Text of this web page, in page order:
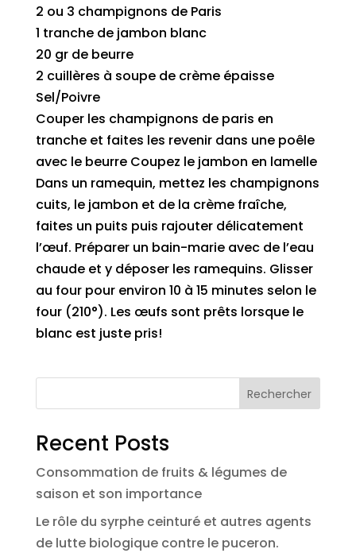
2 ou 3 champignons de Paris
1 tranche de jambon blanc
20 gr de beurre
2 cuillères à soupe de crème épaisse
Sel/Poivre
Couper les champignons de paris en
tranche et faites les revenir dans une poêle
avec le beurre Coupez le jambon en lamelle
Dans un ramequin, mettez les champignons
cuits, le jambon et de la crème fraîche,
faites un puits puis rajouter délicatement
l’œuf. Préparer un bain-marie avec de l’eau
chaude et y déposer les ramequins. Glisser
au four pour environ 10 à 15 minutes selon le
four (210°). Les œufs sont prêts lorsque le
blanc est juste pris!
Rechercher
Recent Posts
Consommation de fruits & légumes de
saison et son importance
Le rôle du syrphe ceinturé et autres agents
de lutte biologique contre le puceron.